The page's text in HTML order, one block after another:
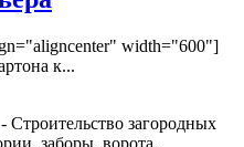
width="600"]
к...
- Cтроительство загородных
заборы, ворота.